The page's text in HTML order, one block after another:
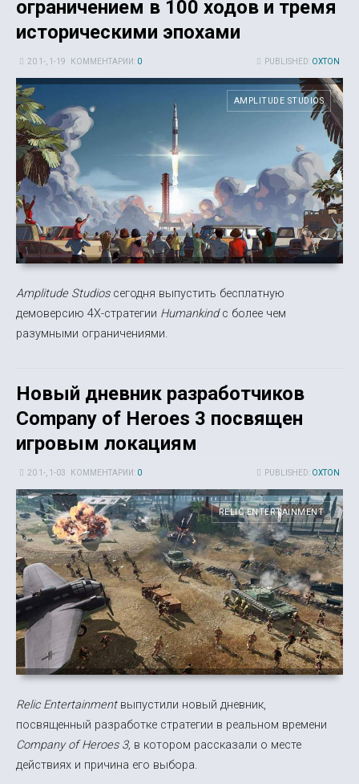
ограничением в 100 ходов и тремя
историческими эпохами
PUBLISHED: OXTON
20 1-, 1-19 КОММЕНТАРИИ: 0
AMPLITUDE STUDIOS
Amplitude Studiosсегодня выпустить бесплатную
демоверсию 4X-стратегии Humankindс более чем
разумными ограничениями.
Новый дневник разработчиков
Company of Heroes 3 посвящен
игровым локациям
PUBLISHED: OXTON
20 1-, 1-03 КОММЕНТАРИИ: 0
RELIC ENTERTAINMENT
Relic Entertainmentвыпустили новый дневник,
посвященный разработке стратегии в реальном времени
Company of Heroes 3, в котором рассказали о месте
действиях и причина его выбора.